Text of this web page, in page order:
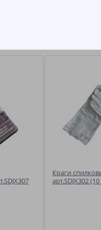
лёгкость сбрасывания с
прочной нитью и закрыты
Краги
арт.SDJX302